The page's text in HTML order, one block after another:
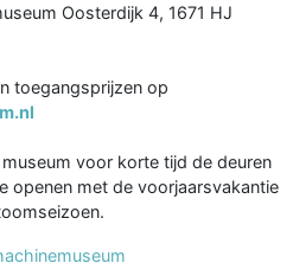
Oosterdijk 4, 1671 HJ
toegangsprijzen op
voor korte tijd de deuren
openen met de voorjaarsvakantie